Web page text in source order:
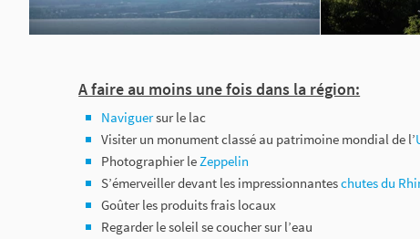
A faire au moins une fois dans la région:
Naviguersur le lac
Visiter un monument classé au patrimoine mondial de l’
Photographier leZeppelin
S’émerveiller devant les impressionnanteschutes du
Goûter les produits frais locaux
Regarder le soleil se coucher sur l’eau